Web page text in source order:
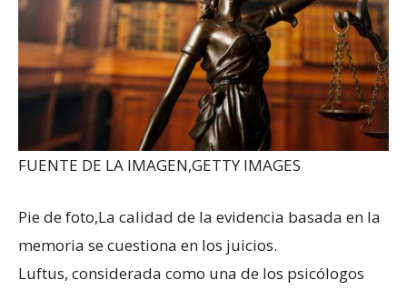
FUENTE DE LA IMAGEN,GETTY IMAGES
Pie de foto,La calidad de la evidencia basada en la
memoria se cuestiona en los juicios.
Luftus, considerada como una de los psicólogos